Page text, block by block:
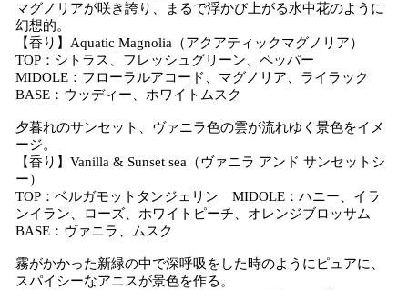
マグノリアが咲き誇り、まるで浮かび上がる水中花のように
幻想的。
【香り】Aquatic Magnolia（アクアティックマグノリア）
TOP：シトラス、フレッシュグリーン、ペッパー
MIDOLE：フローラルアコード、マグノリア、ライラック
BASE：ウッディー、ホワイトムスク
夕暮れのサンセット、ヴァニラ色の雲が流れゆく景色をイメ
ージ。
【香り】Vanilla & Sunset sea（ヴァニラ アンド サンセットシ
ー）
TOP：ベルガモットタンジェリン MIDOLE：ハニー、イラ
ンイラン、ローズ、ホワイトピーチ、オレンジブロッサム
BASE：ヴァニラ、ムスク
霧がかかった新緑の中で深呼吸をした時のようにピュアに、
スパイシーなアニスが景色を作る。